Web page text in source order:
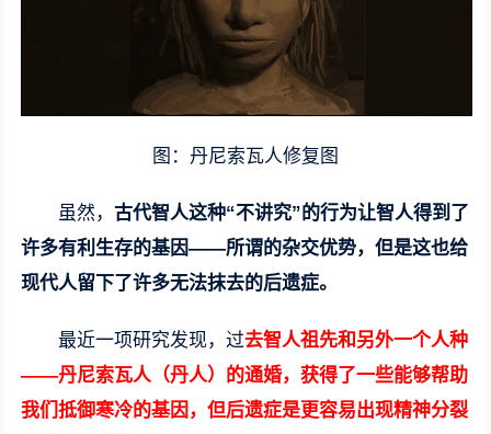
图：丹尼索瓦人修复图
虽然， 古代智人这种“不讲究”的行为让智人得到了
许多有利生存的基因——所谓的杂交优势，但是这也给
现代人留下了许多无法抹去的后遗症。
最近一项研究发现，过去智人祖先和另外一个人种
——丹尼索瓦人（丹人）的通婚，获得了一些能够帮助
我们抵御寒冷的基因，但后遗症是更容易出现精神分裂